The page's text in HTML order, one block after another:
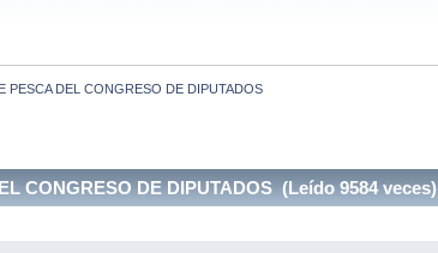
PESCA DEL CONGRESO DE DIPUTADOS
CONGRESO DE DIPUTADOS (Leído 9584 veces)